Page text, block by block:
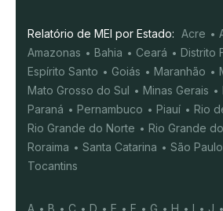
Relatório de MEI por Estado: Acre
Amazonas
Bahia Ceará
Distrito
Espírito Santo
Goiás Maranhão
Mato Grosso do Sul
Minas Gerais
Paraná
Pernambuco Piauí
Rio
Rio Grande do Norte
Rio Grande
Roraima
Santa Catarina São Paulo
Tocantins
A B C D E F G H I J